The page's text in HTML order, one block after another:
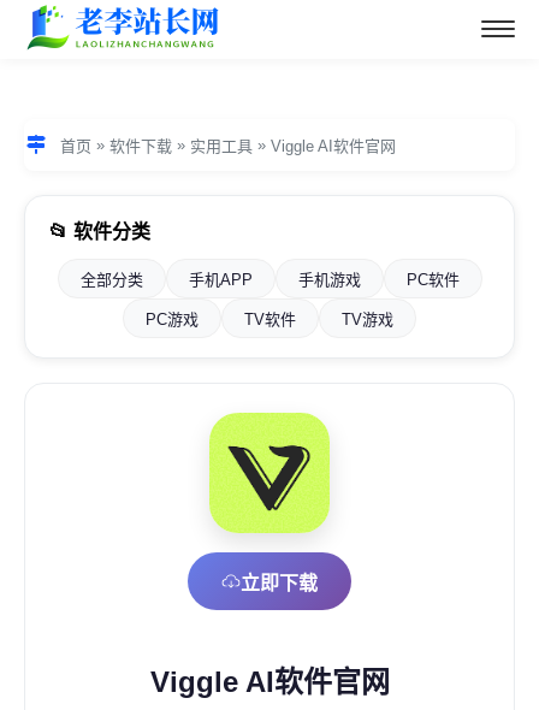
首页 » 软件下载 » 实用工具 » Viggle AI软件官网
📂 软件分类
全部分类 手机APP 手机游戏 PC软件
PC游戏 TV软件 TV游戏
立即下载
Viggle AI软件官网